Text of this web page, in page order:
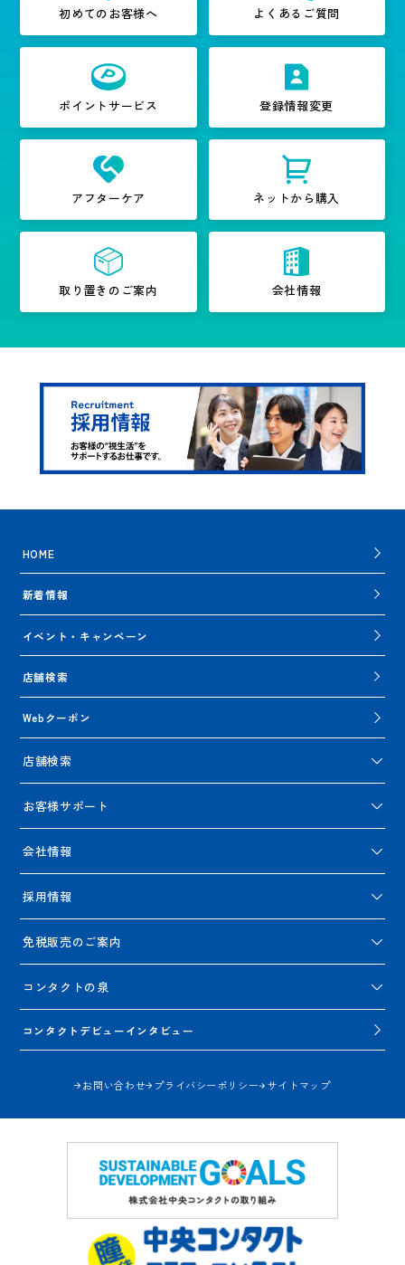
初めてのお客様へ よくあるご質問
ポイントサービス 登録情報変更
アフターケア ネットから購入
取り置きのご案内 会社情報
HOME
新着情報
イベント・キャンペーン
店舗検索
Webクーポン
店舗検索
お客様サポート
会社情報
採用情報
免税販売のご案内
コンタクトの泉
コンタクトデビューインタビュー
お問い合わせ プライバシーポリシー サイトマップ